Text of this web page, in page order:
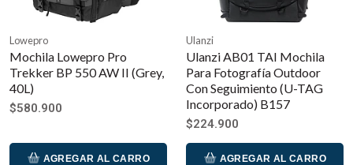
Lowepro
Mochila Lowepro Pro
Trekker BP 550 AW II (Grey,
40L)
$580.900
AGREGAR AL CARRO
Ulanzi
Ulanzi AB01 TAI Mochila
Para Fotografía Outdoor
Con Seguimiento (U-TAG
Incorporado) B157
$224.900
AGREGAR AL CARRO